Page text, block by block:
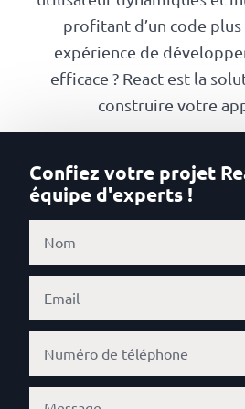
responsable
Nos
clients
La
coopérative
On
recrute
Simulateur
de
profitant d’un code plus
expérience de
efficace ? React est la
construire votre
Confiez votre projet
équipe d'experts !